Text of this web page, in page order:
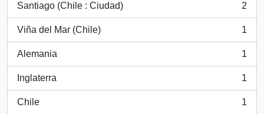
Santiago (Chile : Ciudad)
, 2 resultados
2
Viña del Mar (Chile)
, 1 resultados
1
Alemania
, 1 resultados
1
Inglaterra
, 1 resultados
1
Chile
, 1 resultados
1